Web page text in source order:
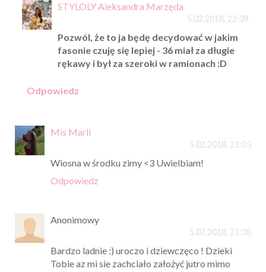
STYLOLY Aleksandra Marzęda
5.02.2018, 22:39
Pozwól, że to ja będę decydować w jakim
fasonie czuję się lepiej - 36 miał za długie
rękawy i był za szeroki w ramionach :D
Odpowiedz
Mis Marli
5.02.2018, 21:03
Wiosna w środku zimy <3 Uwielbiam!
Odpowiedz
Anonimowy
5.02.2018, 21:38
Bardzo ladnie :) uroczo i dziewczęco ! Dzieki
Tobie az mi sie zachciało założyć jutro mimo